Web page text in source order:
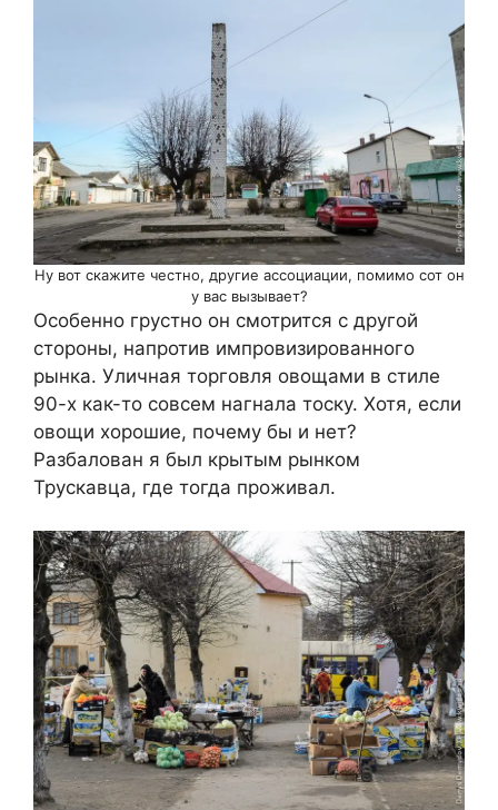
Ну вот скажите честно, другие ассоциации, помимо сот он
у вас вызывает?
Особенно грустно он смотрится с другой
стороны, напротив импровизированного
рынка. Уличная торговля овощами в стиле
90-х как-то совсем нагнала тоску. Хотя, если
овощи хорошие, почему бы и нет?
Разбалован я был крытым рынком
Трускавца, где тогда проживал.